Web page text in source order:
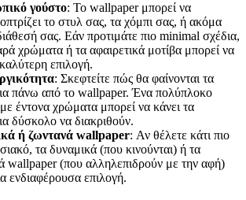
γούστο: Το wallpaper μπορεί να
το στυλ σας, τα χόμπι σας, ή ακόμα
σας. Εάν προτιμάτε πιο minimal σχέδια,
χρώματα ή τα αφαιρετικά μοτίβα μπορεί να
επιλογή.
: Σκεφτείτε πώς θα φαίνονται τα
πάνω από το wallpaper. Ένα πολύπλοκο
έντονα χρώματα μπορεί να κάνει τα
δύσκολο να διακριθούν.
ή ζωντανά wallpaper: Αν θέλετε κάτι πιο
τα δυναμικά (που κινούνται) ή τα
wallpaper (που αλληλεπιδρούν με την αφή)
ενδιαφέρουσα επιλογή.